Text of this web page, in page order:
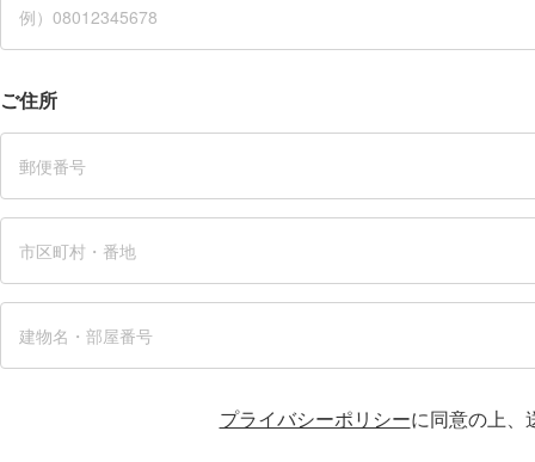
ご住所
プライバシーポリシーに同意の上、